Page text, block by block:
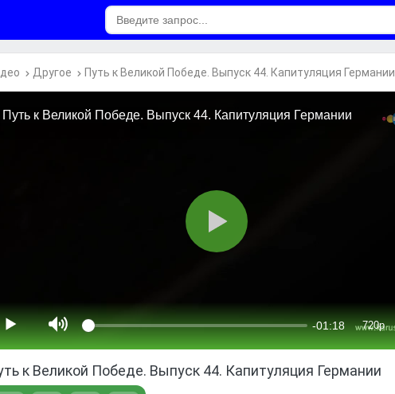
Другое Путь к Великой Победе. Выпуск 44. Капитуляция Германии
к Великой Победе. Выпуск 44. Капитуляция Германии